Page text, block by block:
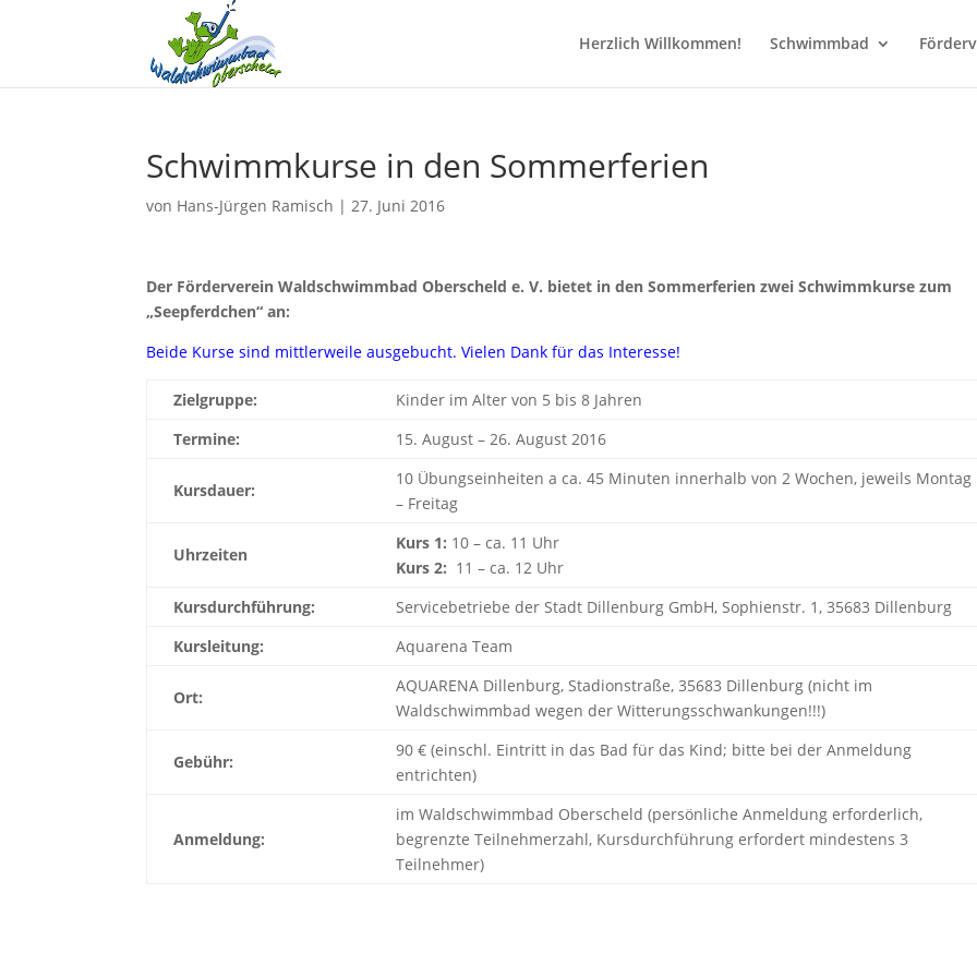
Herzlich Willkommen! Schwimmbad
Schwimmkurse in den Sommerferien
von Hans-Jürgen Ramisch |27. Juni 2016
Der Förderverein Waldschwimmbad Oberscheld e. V. bietet in den Sommerferienzwei Schwimmkurse zum
„Seepferdchen“ an:
Beide Kurse sind mittlerweile ausgebucht. Vielen Dank für das Interesse!
Zielgruppe:
Kinder im Alter von 5 bis 8 Jahren
Termine:
15. August – 26. August 2016
Kursdauer:
10 Übungseinheiten a ca. 45 Minuten innerhalb von 2 Wochen, jeweils Montag
– Freitag
Uhrzeiten
Kurs 1: 10 – ca. 11 Uhr
Kurs 2: 11 – ca. 12 Uhr
Kursdurchführung:
Servicebetriebe der Stadt Dillenburg GmbH, Sophienstr. 1, 35683 Dillenburg
Kursleitung:
Aquarena Team
Ort:
AQUARENA Dillenburg, Stadionstraße, 35683 Dillenburg (nicht im
Waldschwimmbad wegen der Witterungsschwankungen!!!)
Gebühr:
90 € (einschl. Eintritt in das Bad für das Kind; bitte bei der Anmeldung
entrichten)
Anmeldung:
im Waldschwimmbad Oberscheld (persönliche Anmeldung erforderlich,
begrenzte Teilnehmerzahl, Kursdurchführung erfordert mindestens 3
Teilnehmer)